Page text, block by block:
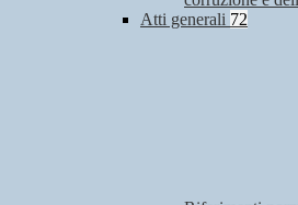
Atti generali 72